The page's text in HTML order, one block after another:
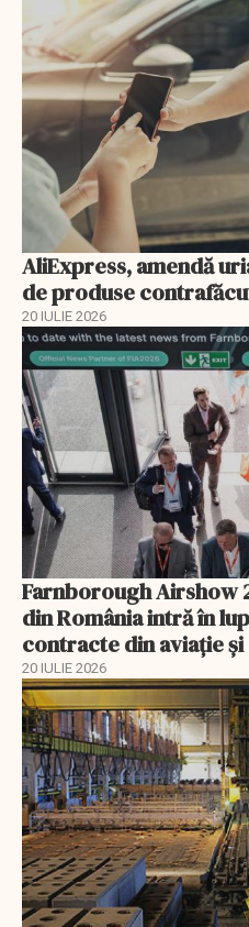
AliExpress, amendă
de produse
20 IULIE 2026
Farnborough Airshow
din România intră în
contracte din aviație
20 IULIE 2026